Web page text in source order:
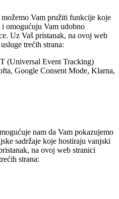
Vam pružiti funkcije koje
omogućuju Vam udobno
Uz Vaš pristanak, na ovoj web
trećih strana:
(Universal Event Tracking)
Google Consent Mode, Klarna,
nam da Vam pokazujemo
sadržaje koje hostiraju vanjski
na ovoj web stranici
strana: